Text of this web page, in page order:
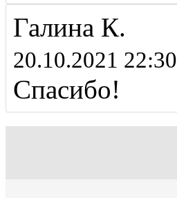
Галина К.
20.10.2021 22:30
Спасибо!